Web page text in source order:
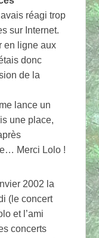
réagi trop
sur Internet.
en ligne aux
donc
de la
me lance un
une place,
Merci Lolo !
2002 la
(le concert
et l’ami
concerts